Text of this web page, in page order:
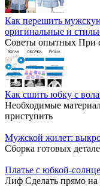
Как перешить
оригинальные и
Советы опытных При
Как сшить юбку с
Необходимые
приступить
Мужской жилет:
Сборка готовых
Платье с юбкой-
Лиф Сделать прямо на